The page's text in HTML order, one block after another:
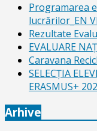
Programarea
lucrărilor_EN
Rezultate
EVALUARE
Caravana
SELECŢIA
ERASMUS+
Arhive